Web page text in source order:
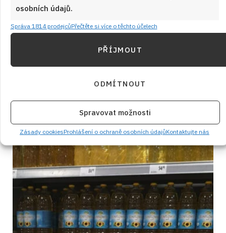
osobních údajů.
Správa 1814 prodejcůPřečtěte si více o těchto účelech
PŘÍJMOUT
ODMÍTNOUT
Spravovat možnosti
Zásady cookiesProhlášení o ochraně osobních údajůKontaktujte nás
Články